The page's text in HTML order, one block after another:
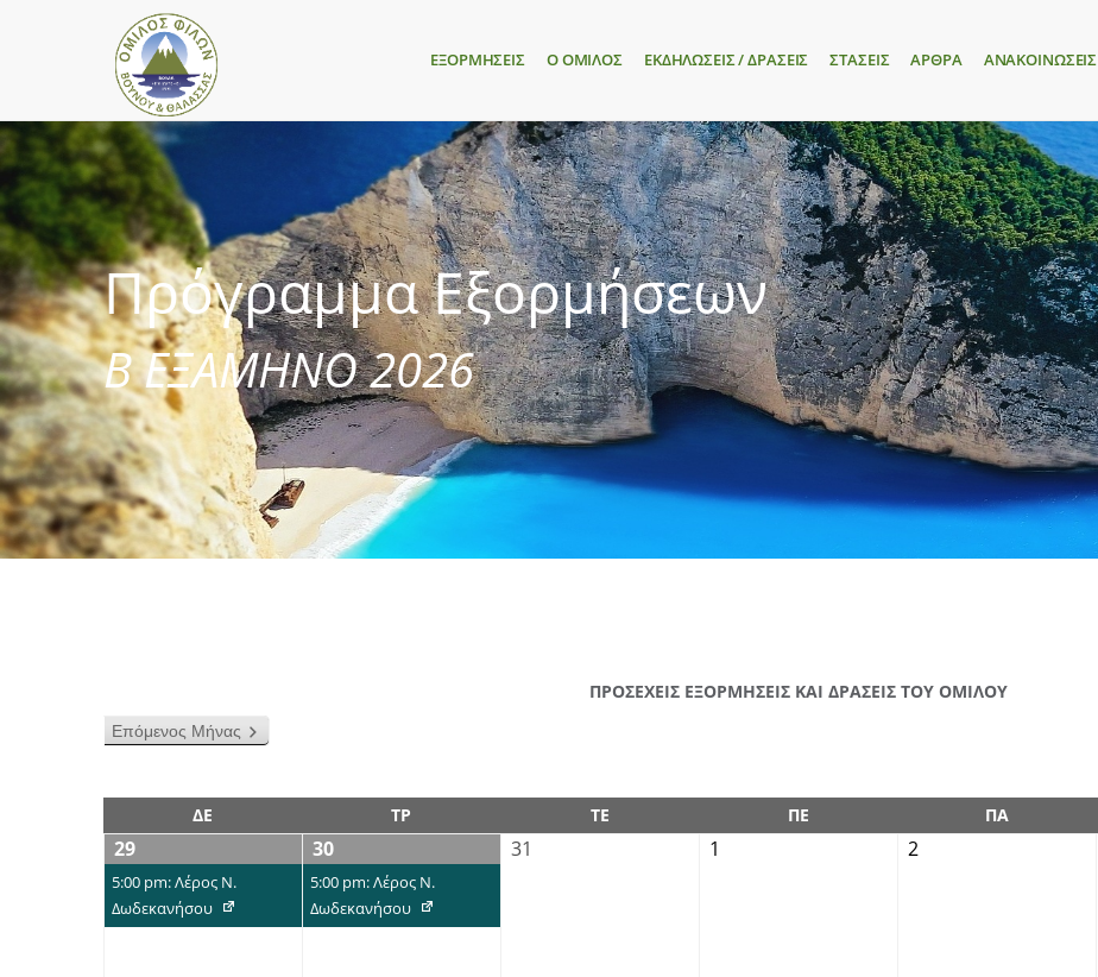
ΕΞΟΡΜΗΣΕΙΣ Ο ΟΜΙΛΟΣ ΕΚΔΗΛΩΣΕΙΣ / ΔΡΑΣΕΙΣ ΣΤΑΣΕΙΣ ΑΡΘΡΑ ΑΝΑΚΟΙΝΩΣΕΙΣ
Πρόγραμμα Εξορμήσεων
Β ΕΞΑΜΗΝΟ 2026
ΠΡΟΣΕΧΕΙΣ ΕΞΟΡΜΗΣΕΙΣ ΚΑΙ ΔΡΑΣΕΙΣ ΤΟΥ ΟΜΙΛΟΥ
Επόμενος Μήνας
ΔΕ ΤΡ ΤΕ ΠΕ ΠΑ
29
5:00 pm: Λέρος Ν.
Δωδεκανήσου
30
5:00 pm: Λέρος Ν.
Δωδεκανήσου
31 1 2